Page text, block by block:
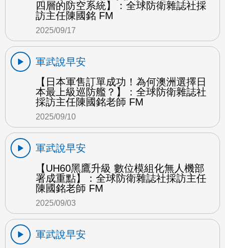
四層的防空系統】：全球防衛雜誌社採
訪主任陳國銘 FM
2025/09/17
軍武說早安
【日本軍售訂單成功！為何澳洲選擇日
本最上級巡防艦？】：全球防衛雜誌社
採訪主任陳國銘老師 FM
2025/09/10
軍武說早安
【UH60黑鷹升級 數位模組化無人機部
署成重點】：全球防衛雜誌社採訪主任
陳國銘老師 FM
2025/09/03
軍武說早安